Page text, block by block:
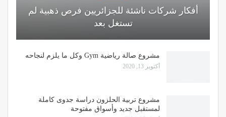
أفكار شركات ناشئة للجزائريين فرص ذهبية لم
تستغل بعد
مشروع صالة رياضية Gym وكل ما يلزم لنجاحه
أكتوبر 13, 2020
مشروع تربية الحلزون دراسة جدوى كاملة
لمستقبل جديد وأسواق مفتوحة